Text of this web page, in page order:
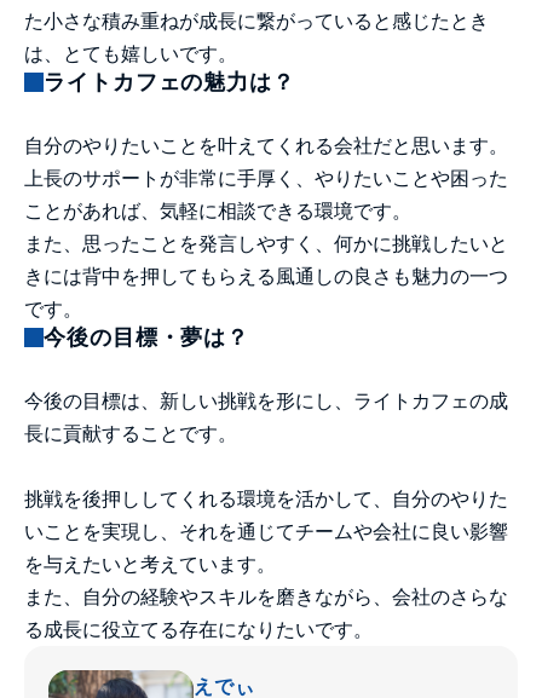
た小さな積み重ねが成長に繋がっていると感じたとき
は、とても嬉しいです。
ライトカフェの魅力は？
自分のやりたいことを叶えてくれる会社だと思います。
上長のサポートが非常に手厚く、やりたいことや困った
ことがあれば、気軽に相談できる環境です。
また、思ったことを発言しやすく、何かに挑戦したいと
きには背中を押してもらえる風通しの良さも魅力の一つ
です。
今後の目標・夢は？
今後の目標は、新しい挑戦を形にし、ライトカフェの成
長に貢献することです。
挑戦を後押ししてくれる環境を活かして、自分のやりた
いことを実現し、それを通じてチームや会社に良い影響
を与えたいと考えています。
また、自分の経験やスキルを磨きながら、会社のさらな
る成長に役立てる存在になりたいです。
えでぃ